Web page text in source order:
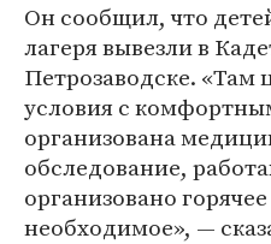
Он сообщил, что
лагеря вывезли в
Петрозаводске. «Там
условия с
организована
обследование,
организовано
необходимое», —